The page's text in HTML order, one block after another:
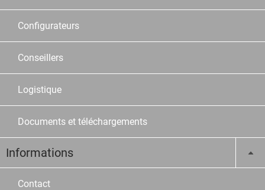
Configurateurs
Conseillers
Logistique
Documents et téléchargements
Informations
Contact